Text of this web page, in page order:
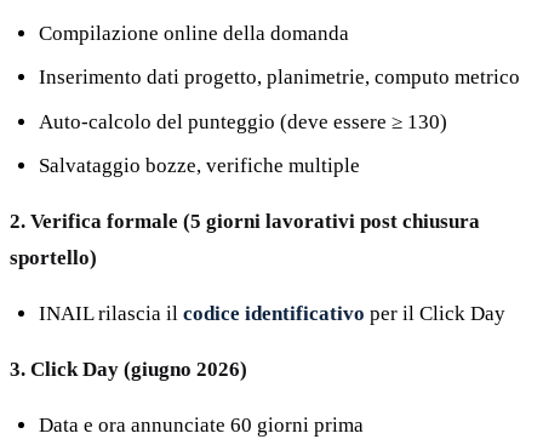
Compilazione online della domanda
Inserimento dati progetto, planimetrie, computo metrico
Auto-calcolo del punteggio (deve essere ≥ 130)
Salvataggio bozze, verifiche multiple
2. Verifica formale (5 giorni lavorativi post chiusura
sportello)
INAIL rilascia il codice identificativo per il Click Day
3. Click Day (giugno 2026)
Data e ora annunciate 60 giorni prima